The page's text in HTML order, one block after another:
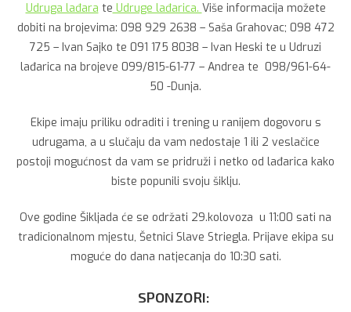
Udruga lađara te Udruge lađarica. Više informacija možete
dobiti na brojevima: 098 929 2638 – Saša Grahovac; 098 472
725 – Ivan Sajko te 091 175 8038 – Ivan Heski te u Udruzi
lađarica na brojeve 099/815-61-77 – Andrea te 098/961-64-
50 -Dunja.
Ekipe imaju priliku odraditi i trening u ranijem dogovoru s
udrugama, a u slučaju da vam nedostaje 1 ili 2 veslačice
postoji mogućnost da vam se pridruži i netko od lađarica kako
biste popunili svoju šiklju.
Ove godine Šikljada će se održati 29.kolovoza u 11:00 sati na
tradicionalnom mjestu, Šetnici Slave Striegla. Prijave ekipa su
moguće do dana natjecanja do 10:30 sati.
SPONZORI: